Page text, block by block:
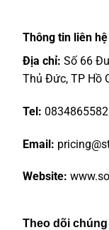
Thông tin liên hệ
Địa chỉ: Số 66
Thủ Đức, TP Hồ
Tel: 0834865582
Email:
Website:
Theo dõi